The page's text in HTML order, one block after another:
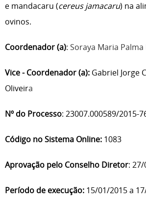
e mandacaru (cereus jamacaru) na
ovinos.
Coordenador (a): Soraya Maria Palma
Vice - Coordenador (a): Gabriel Jorge
Oliveira
Nº do Processo: 23007.000589/2015-
Código no Sistema Online: 1083
Aprovação pelo Conselho Diretor:
Período de execução: 15/01/2015